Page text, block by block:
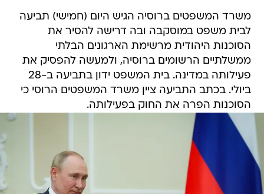
משרד המשפטים ברוסיה הגיש היום (חמישי) תביעה
לבית משפט במוסקבה ובה דרישה להסיר את
הסוכנות היהודית מרשימת הארגונים הבלתי
ממשלתיים הרשומים ברוסיה, ולמעשה להפסיק את
פעילותה במדינה. בית המשפט ידון בתביעה ב-28
ביולי. בכתב התביעה ציין משרד המשפטים הרוסי כי
הסוכנות הפרה את החוק בפעילותה.